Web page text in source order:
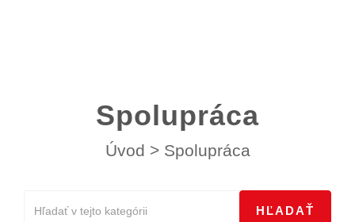
Spolupráca
Úvod > Spolupráca